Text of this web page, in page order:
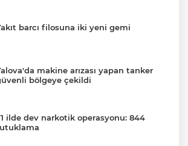
barcı filosuna iki yeni gemi
makine arızası yapan tanker
bölgeye çekildi
ilde dev narkotik operasyonu: 844